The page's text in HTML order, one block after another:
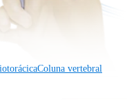
Coluna vertebral